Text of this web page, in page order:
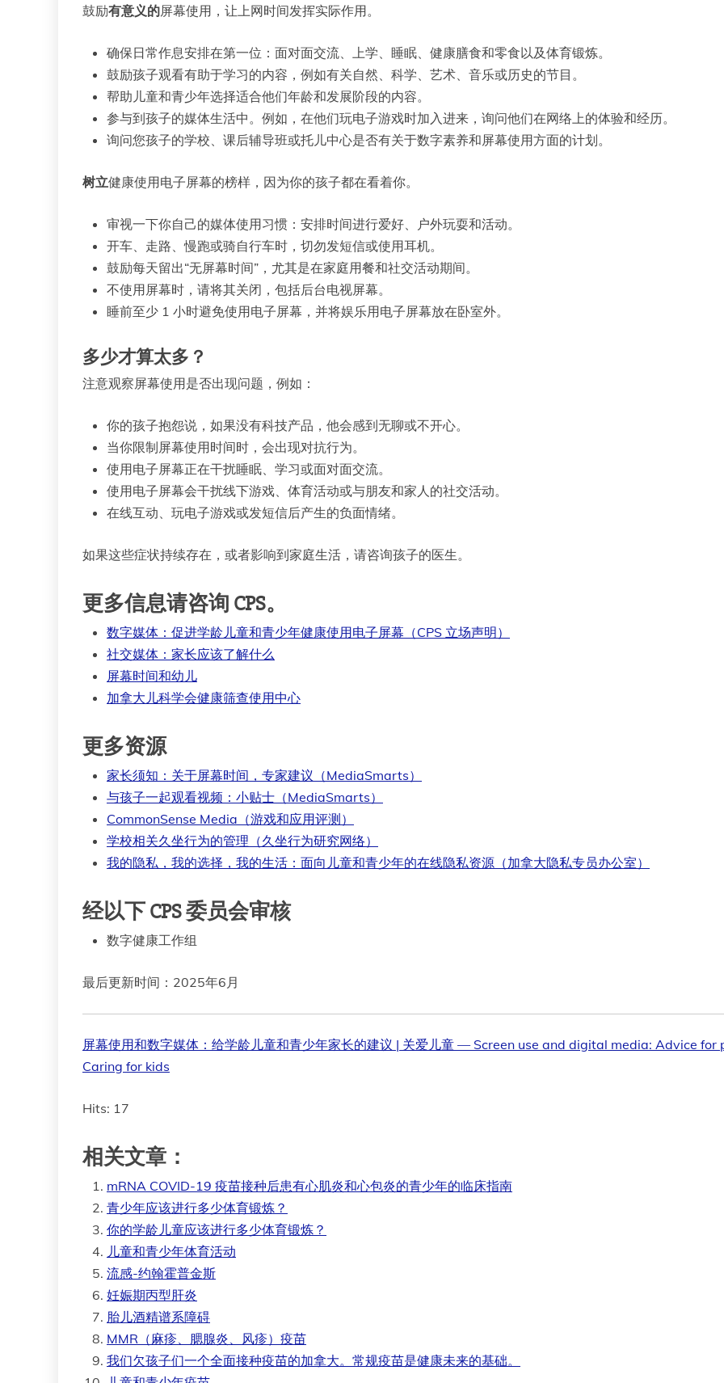
鼓励有意义的屏幕使用，让上网时间发挥实际作用。
确保日常作息安排在第一位：面对面交流、上学、睡眠、健康膳食和零食以及体育锻炼。
鼓励孩子观看有助于学习的内容，例如有关自然、科学、艺术、音乐或历史的节目。
帮助儿童和青少年选择适合他们年龄和发展阶段的内容。
参与到孩子的媒体生活中。例如，在他们玩电子游戏时加入进来，询问他们在网络上的体验和经历。
询问您孩子的学校、课后辅导班或托儿中心是否有关于数字素养和屏幕使用方面的计划。
树立健康使用电子屏幕的榜样，因为你的孩子都在看着你。
审视一下你自己的媒体使用习惯：安排时间进行爱好、户外玩耍和活动。
开车、走路、慢跑或骑自行车时，切勿发短信或使用耳机。
鼓励每天留出“无屏幕时间”，尤其是在家庭用餐和社交活动期间。
不使用屏幕时，请将其关闭，包括后台电视屏幕。
睡前至少 1 小时避免使用电子屏幕，并将娱乐用电子屏幕放在卧室外。
多少才算太多？
注意观察屏幕使用是否出现问题，例如：
你的孩子抱怨说，如果没有科技产品，他会感到无聊或不开心。
当你限制屏幕使用时间时，会出现对抗行为。
使用电子屏幕正在干扰睡眠、学习或面对面交流。
使用电子屏幕会干扰线下游戏、体育活动或与朋友和家人的社交活动。
在线互动、玩电子游戏或发短信后产生的负面情绪。
如果这些症状持续存在，或者影响到家庭生活，请咨询孩子的医生。
更多信息请咨询 CPS。
数字媒体：促进学龄儿童和青少年健康使用电子屏幕（CPS 立场声明）
社交媒体：家长应该了解什么
屏幕时间和幼儿
加拿大儿科学会健康筛查使用中心
更多资源
家长须知：关于屏幕时间，专家建议（MediaSmarts）
与孩子一起观看视频：小贴士（MediaSmarts）
CommonSense Media（游戏和应用评测）
学校相关久坐行为的管理（久坐行为研究网络）
我的隐私，我的选择，我的生活：面向儿童和青少年的在线隐私资源（加拿大隐私专员办公室）
经以下 CPS 委员会审核
数字健康工作组
最后更新时间：2025年6月
屏幕使用和数字媒体：给学龄儿童和青少年家长的建议 | 关爱儿童 — Screen use and digital media: Advice
Caring for kids
Hits: 17
相关文章：
mRNA COVID-19 疫苗接种后患有心肌炎和心包炎的青少年的临床指南
青少年应该进行多少体育锻炼？
你的学龄儿童应该进行多少体育锻炼？
儿童和青少年体育活动
流感-约翰霍普金斯
妊娠期丙型肝炎
胎儿酒精谱系障碍
MMR（麻疹、腮腺炎、风疹）疫苗
我们欠孩子们一个全面接种疫苗的加拿大。常规疫苗是健康未来的基础。